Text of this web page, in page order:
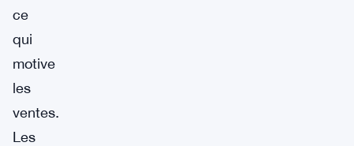
ce
qui
motive
les
ventes.
Les